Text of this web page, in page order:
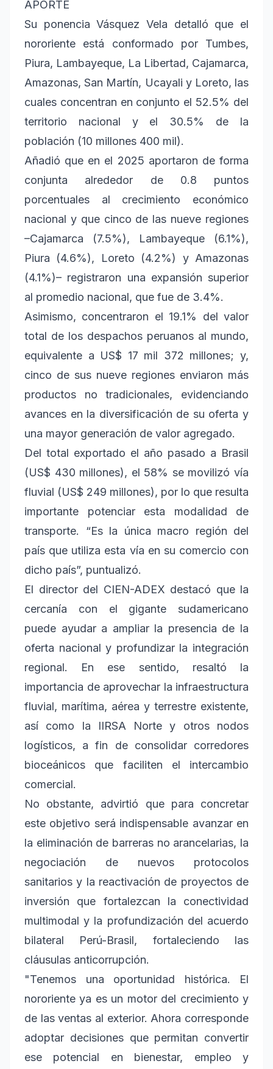
APORTE
Su ponencia Vásquez Vela detalló que el
nororiente está conformado por Tumbes,
Piura, Lambayeque, La Libertad, Cajamarca,
Amazonas, San Martín, Ucayali y Loreto, las
cuales concentran en conjunto el 52.5% del
territorio nacional y el 30.5% de la
población (10 millones 400 mil).
Añadió que en el 2025 aportaron de forma
conjunta alrededor de 0.8 puntos
porcentuales al crecimiento económico
nacional y que cinco de las nueve regiones
–Cajamarca (7.5%), Lambayeque (6.1%),
Piura (4.6%), Loreto (4.2%) y Amazonas
(4.1%)– registraron una expansión superior
al promedio nacional, que fue de 3.4%.
Asimismo, concentraron el 19.1% del valor
total de los despachos peruanos al mundo,
equivalente a US$ 17 mil 372 millones; y,
cinco de sus nueve regiones enviaron más
productos no tradicionales, evidenciando
avances en la diversificación de su oferta y
una mayor generación de valor agregado.
Del total exportado el año pasado a Brasil
(US$ 430 millones), el 58% se movilizó vía
fluvial (US$ 249 millones), por lo que resulta
importante potenciar esta modalidad de
transporte. “Es la única macro región del
país que utiliza esta vía en su comercio con
dicho país”, puntualizó.
El director del CIEN-ADEX destacó que la
cercanía con el gigante sudamericano
puede ayudar a ampliar la presencia de la
oferta nacional y profundizar la integración
regional. En ese sentido, resaltó la
importancia de aprovechar la infraestructura
fluvial, marítima, aérea y terrestre existente,
así como la IIRSA Norte y otros nodos
logísticos, a fin de consolidar corredores
bioceánicos que faciliten el intercambio
comercial.
No obstante, advirtió que para concretar
este objetivo será indispensable avanzar en
la eliminación de barreras no arancelarias, la
negociación de nuevos protocolos
sanitarios y la reactivación de proyectos de
inversión que fortalezcan la conectividad
multimodal y la profundización del acuerdo
bilateral Perú-Brasil, fortaleciendo las
cláusulas anticorrupción.
"Tenemos una oportunidad histórica. El
nororiente ya es un motor del crecimiento y
de las ventas al exterior. Ahora corresponde
adoptar decisiones que permitan convertir
ese potencial en bienestar, empleo y